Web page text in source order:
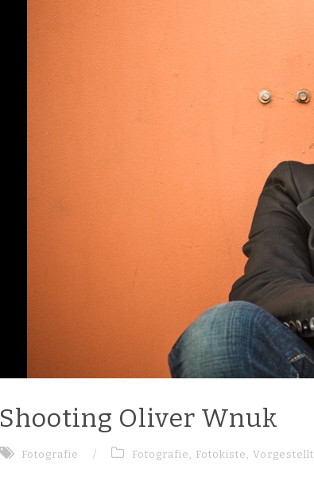
Shooting Oliver Wnuk
Fotografie / Fotografie , Fotokiste , Vorgestellt